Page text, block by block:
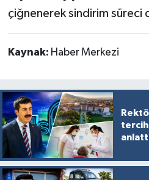
çiğnenerek sindirim süreci
Kaynak: Haber Merkezi